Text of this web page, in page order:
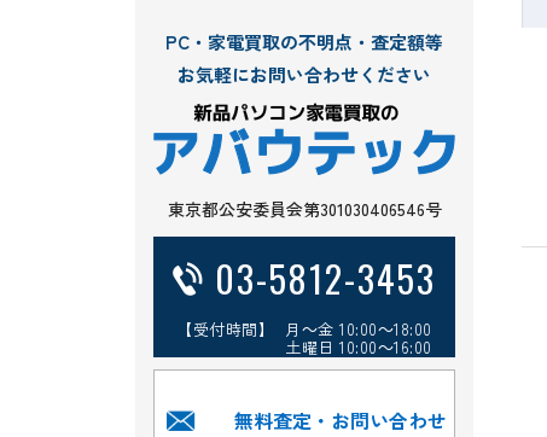
PC・家電買取の不明点・査定額等
お気軽にお問い合わせください
東京都公安委員会第301030406546号
03-5812-3453
【受付時間】 月～金 10:00～18:00
土曜日 10:00～16:00
無料査定・お問い合わせ